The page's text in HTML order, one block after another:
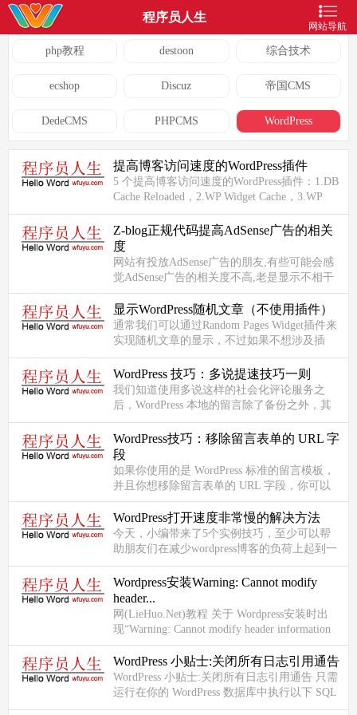
程序员人生
网站导航
php教程 destoon 综合技术
ecshop Discuz 帝国CMS
DedeCMS PHPCMS WordPress
提高博客访问速度的WordPress插件
5 个提高博客访问速度的WordPress插件：1.DB
Cache Reloaded，2.WP Widget Cache，3.WP
Super Cache，4.cos-html-cache ，5.GZippy 。
1.DB...
Z-blog正规代码提高AdSense广告的相关
度
网站有投放AdSense广告的朋友,有些可能会感
觉AdSense广告的相关度不高,老是显示不相干
的广告,点击率很低,看到月光博客的新文章中
提到了可以使用添加一些H...
显示WordPress随机文章（不使用插件）
通常我们可以通过Random Pages Widget插件来
实现随机文章的显示，不过如果不想涉及插
件，下面的代码也可以调用出随机文章哦。
<ul> <?php $rand_posts ...
WordPress 技巧：多说提速技巧一则
我们知道使用多说这样的社会化评论服务之
后，WordPress 本地的留言除了备份之外，其
他已经没有什么作用了。但是安装了多说之
后，WordPress 还是会去数据库查...
WordPress技巧：移除留言表单的 URL 字
段
如果你使用的是 WordPress 标准的留言模板，
并且你想移除留言表单的 URL 字段，你可以
在当前主题的 functions.php 添加如下代码：
function wpjam_remo...
WordPress打开速度非常慢的解决方法
今天，小编带来了5个实例技巧，至少可以帮
助朋友们在减少wordpress博客的负荷上起到一
点点作用吧，下面和站长们一起分享。 实例
一、在特定的页面加载...
Wordpress安装Warning: Cannot modify
header...
网(LieHuo.Net)教程 关于 Wordpress安装时出
现“Warning: Cannot modify header information
&ndash; headers already sent by….” 今天新...
WordPress 小贴士:关闭所有日志引用通告
WordPress 小贴士:关闭所有日志引用通告 只需
运行在你的 WordPress 数据库中执行以下 SQL
查询语句，使用命令行客户端或 phpMyAdmin